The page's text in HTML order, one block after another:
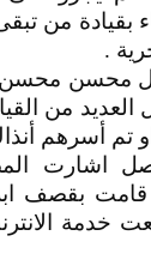
بقيادة من
.
محسن
وقتل العديد من
تم أسرهم
اشارت
قامت بقصف
خدمة